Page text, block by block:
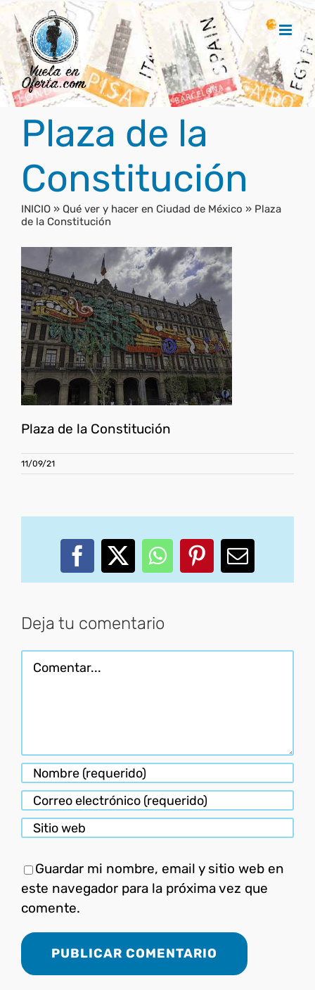
Saltar
contenido
Plaza de la
Constitución
INICIO » Qué ver y hacer en Ciudad de México » Plaza
de la Constitución
Plaza de la Constitución
11/09/21
Facebook
X WhatsApp
PinterestCorreo
Deja tu comentario
Comentar
Guardar mi nombre, email y sitio web en
este navegador para la próxima vez que
comente.